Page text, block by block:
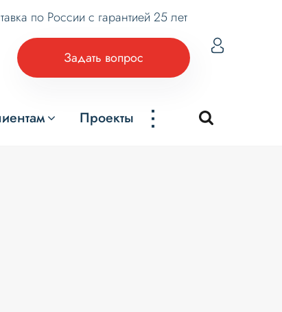
по России с гарантией 25 лет
Задать вопрос
Проекты ...